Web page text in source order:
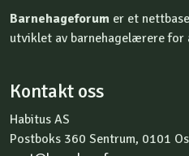
Barnehageforum er et
utviklet av barnehagelærere for
Kontakt oss
Habitus AS
Postboks 360 Sentrum, 0101